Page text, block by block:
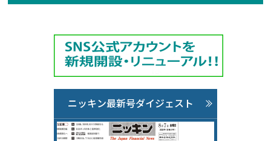
ニッキン最新号ダイジェスト